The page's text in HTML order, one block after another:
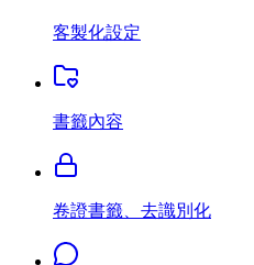
客製化設定
書籤內容
卷證書籤、去識別化